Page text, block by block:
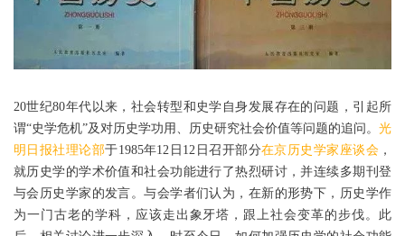
20世纪80年代以来，社会转型和史学自身发展存在的问题，引起所
谓“史学危机”及对历史学功用、历史研究社会价值等问题的追问。 光
明日报社理论部于1985年12日12日召开部分在京历史学家座谈会 ，
就历史学的学术价值和社会功能进行了热烈研讨，并连续多期刊登
与会历史学家的发言。与会学者们认为，在新的形势下，历史学作
为一门古老的学科，应该走出象牙塔，跟上社会变革的步伐。此